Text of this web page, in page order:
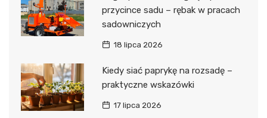
przycince sadu – rębak w pracach
sadowniczych
18 lipca 2026
Kiedy siać paprykę na rozsadę –
praktyczne wskazówki
17 lipca 2026